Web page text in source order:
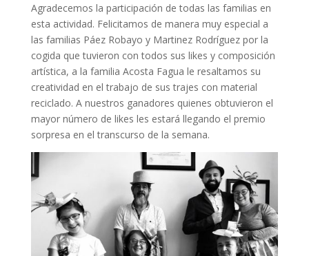
Agradecemos la participación de todas las familias en
esta actividad. Felicitamos de manera muy especial a
las familias Páez Robayo y Martinez Rodríguez por la
cogida que tuvieron con todos sus likes y composición
artística, a la familia Acosta Fagua le resaltamos su
creatividad en el trabajo de sus trajes con material
reciclado. A nuestros ganadores quienes obtuvieron el
mayor número de likes les estará llegando el premio
sorpresa en el transcurso de la semana.